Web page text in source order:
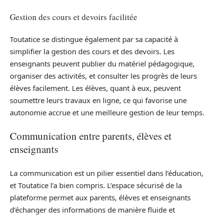
Gestion des cours et devoirs facilitée
Toutatice se distingue également par sa capacité à
simplifier la gestion des cours et des devoirs. Les
enseignants peuvent publier du matériel pédagogique,
organiser des activités, et consulter les progrès de leurs
élèves facilement. Les élèves, quant à eux, peuvent
soumettre leurs travaux en ligne, ce qui favorise une
autonomie accrue et une meilleure gestion de leur temps.
Communication entre parents, élèves et
enseignants
La communication est un pilier essentiel dans l’éducation,
et Toutatice l’a bien compris. L’espace sécurisé de la
plateforme permet aux parents, élèves et enseignants
d’échanger des informations de manière fluide et